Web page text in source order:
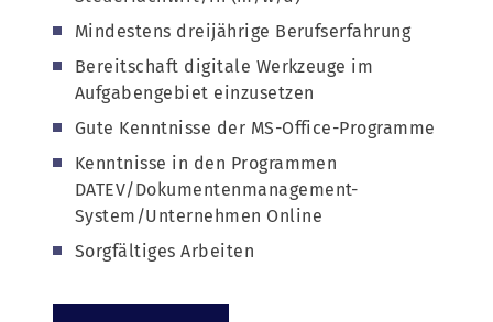
Mindestens dreijährige Berufserfahrung
Bereitschaft digitale Werkzeuge im
Aufgabengebiet einzusetzen
Gute Kenntnisse der MS-Office-Programme
Kenntnisse in den Programmen
DATEV/Dokumentenmanagement-
System/Unternehmen Online
Sorgfältiges Arbeiten